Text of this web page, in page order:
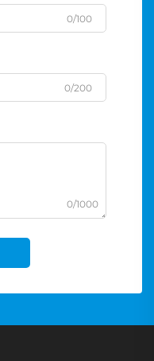
0/100
0/200
0/1000